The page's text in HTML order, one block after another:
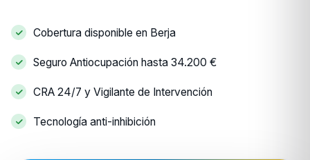
Cobertura disponible en Berja
Seguro Antiocupación hasta 34.200 €
CRA 24/7 y Vigilante de Intervención
Tecnología anti-inhibición